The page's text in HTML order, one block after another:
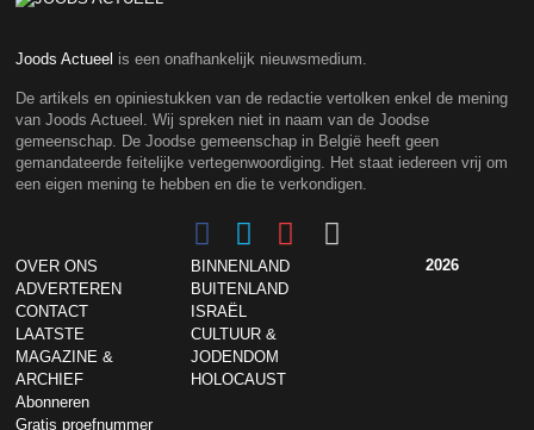
Joods Actueel is een onafhankelijk nieuwsmedium.
De artikels en opiniestukken van de redactie vertolken enkel de mening
van Joods Actueel. Wij spreken niet in naam van de Joodse
gemeenschap. De Joodse gemeenschap in België heeft geen
gemandateerde feitelijke vertegenwoordiging. Het staat iedereen vrij om
een eigen mening te hebben en die te verkondigen.
OVER ONS
ADVERTEREN
CONTACT
LAATSTE
MAGAZINE &
ARCHIEF
Abonneren
Gratis proefnummer
BINNENLAND
BUITENLAND
ISRAËL
CULTUUR &
JODENDOM
HOLOCAUST
2026